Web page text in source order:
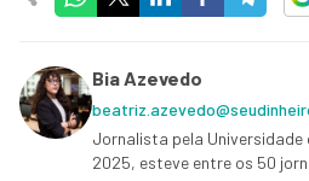
Bia Azevedo
Jornalista pela Universidade
2025, esteve entre os 50